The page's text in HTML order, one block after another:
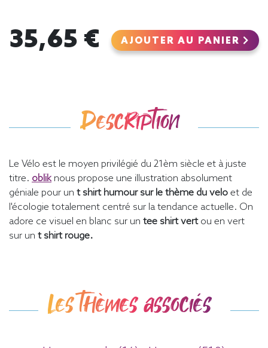
35,65 € AJOUTER AU PANIER
Description
Le Vélo est le moyen privilégié du 21èm siècle et à juste
titre. oblik nous propose une illustration absolument
géniale pour un t shirt humour sur le thème du velo et de
l'écologie totalement centré sur la tendance actuelle. On
adore ce visuel en blanc sur un tee shirt vertou en vert
sur un t shirt rouge.
Les thèmes associés